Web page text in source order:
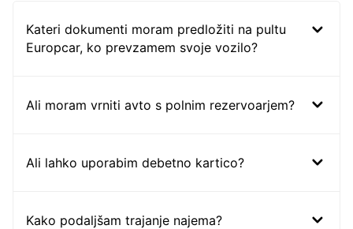
Kateri dokumenti moram predložiti na pultu
Europcar, ko prevzamem svoje vozilo?
Ali moram vrniti avto s polnim rezervoarjem?
Ali lahko uporabim debetno kartico?
Kako podaljšam trajanje najema?